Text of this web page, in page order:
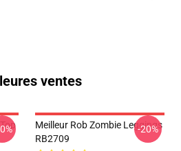
ventes
Meilleur Rob Zombie Leggings
RB2709
-20%